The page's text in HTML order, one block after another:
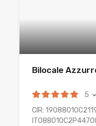
Bilocale
5
CIR: